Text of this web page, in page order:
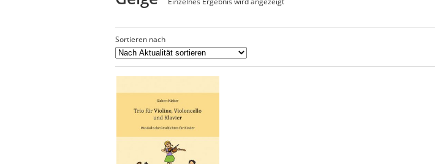
Sortieren nach